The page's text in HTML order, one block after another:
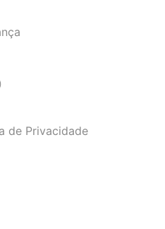
de Privacidade